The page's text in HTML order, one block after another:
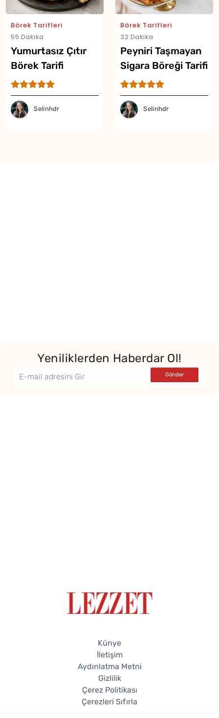
Börek Tarifleri
55 Dakika
Yumurtasız Çıtır
Börek Tarifi
Selinhdr
Börek Tarifleri
32 Dakika
Peyniri Taşmayan
Sigara Böreği Tarifi
Selinhdr
Yeniliklerden Haberdar Ol!
Künye
İletişim
Aydınlatma Metni
Gizlilik
Çerez Politikası
Çerezleri Sıfırla